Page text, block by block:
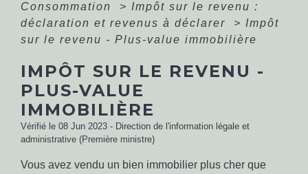
Consommation
> Impôt sur le revenu :
déclaration et revenus à déclarer
> Impôt
sur le revenu - Plus-value immobilière
IMPÔT SUR LE REVENU -
PLUS-VALUE
IMMOBILIÈRE
Vérifié le 08 Jun 2023 - Direction de l'information légale et
administrative (Première ministre)
Vous avez vendu un bien immobilier plus cher que